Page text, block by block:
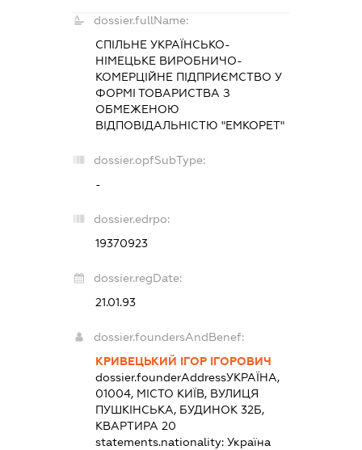
dossier.fullName:
СПІЛЬНЕ УКРАЇНСЬКО-
НІМЕЦЬКЕ ВИРОБНИЧО-
КОМЕРЦІЙНЕ ПІДПРИЄМСТВО У
ФОРМІ ТОВАРИСТВА З
ОБМЕЖЕНОЮ
ВІДПОВІДАЛЬНІСТЮ "ЕМКОРЕТ"
dossier.opfSubType:
-
dossier.edrpo:
19370923
dossier.regDate:
21.01.93
dossier.foundersAndBenef:
КРИВЕЦЬКИЙ ІГОР ІГОРОВИЧ
dossier.founderAddressУКРАЇНА,
01004, МІСТО КИЇВ, ВУЛИЦЯ
ПУШКІНСЬКА, БУДИНОК 32Б,
КВАРТИРА 20
statements.nationality:Україна